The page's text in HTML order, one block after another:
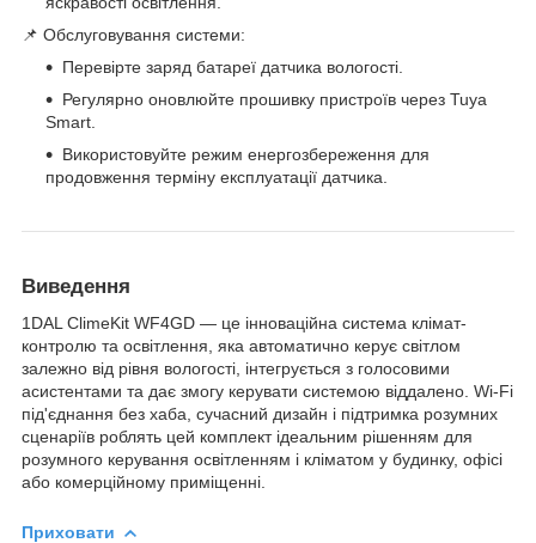
📌 Обслуговування системи:
Перевірте заряд батареї датчика вологості.
Регулярно оновлюйте прошивку пристроїв через Tuya
Smart.
Використовуйте режим енергозбереження для
продовження терміну експлуатації датчика.
Виведення
1DAL ClimeKit WF4GD — це інноваційна система клімат-
контролю та освітлення, яка автоматично керує світлом
залежно від рівня вологості, інтегрується з голосовими
асистентами та дає змогу керувати системою віддалено. Wi-Fi
під'єднання без хаба, сучасний дизайн і підтримка розумних
сценаріїв роблять цей комплект ідеальним рішенням для
розумного керування освітленням і кліматом у будинку, офісі
або комерційному приміщенні.
Приховати